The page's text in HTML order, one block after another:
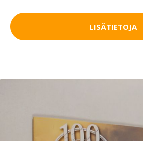
LISÄTIETOJA